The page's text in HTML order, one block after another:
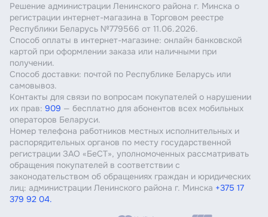
Решение администрации Ленинского района г. Минска о
регистрации интернет-магазина в Торговом реестре
Республики Беларусь №779566 от 11.06.2026.
Способ оплаты в интернет-магазине: онлайн банковской
картой при оформлении заказа или наличными при
получении.
Способ доставки: почтой по Республике Беларусь или
самовывоз.
Контакты для связи по вопросам покупателей о нарушении
их прав: 909 — бесплатно для абонентов всех мобильных
операторов Беларуси.
Номер телефона работников местных исполнительных и
распорядительных органов по месту государственной
регистрации ЗАО «БеСТ», уполномоченных рассматривать
обращения покупателей в соответствии с
законодательством об обращениях граждан и юридических
лиц: администрации Ленинского района г. Минска +375 17
379 92 04.